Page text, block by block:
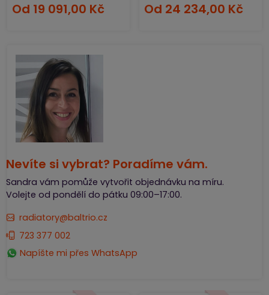
Od 19 091,00 Kč Od 24 234,00 Kč
Nevíte si vybrat? Poradíme vám.
Sandra vám pomůže vytvořit objednávku na míru.
Volejte od pondělí do pátku 09:00–17:00.
radiatory@baltrio.cz
723 377 002
Napíšte mi přes WhatsApp